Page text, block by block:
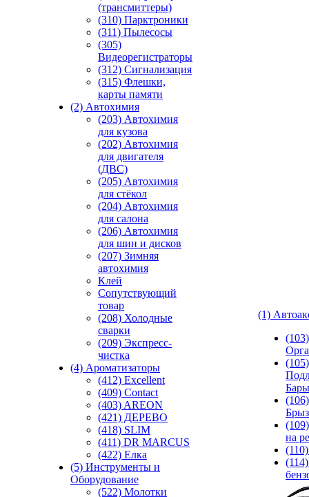
(трансмиттеры)
(310) Парктроники
(311) Пылесосы
(305)
Видеорегистраторы
(312) Сигнализация
(315) Флешки,
карты памяти
(2) Автохимия
(203) Автохимия
для кузова
(202) Автохимия
для двигателя
(ДВС)
(205) Автохимия
для стёкол
(204) Автохимия
для салона
(206) Автохимия
для шин и дисков
(207) Зимняя
автохимия
Клей
Сопутствующий
товар
(208) Холодные
сварки
(209) Экспреcс-
чистка
(4) Ароматизаторы
(412) Excellent
(409) Contact
(403) AREON
(421) ДЕРЕВО
(418) SLIM
(411) DR MARCUS
(422) Елка
(5) Инструменты и
Оборудование
(522) Молотки
(1)
(105)
Бары
(106)
на